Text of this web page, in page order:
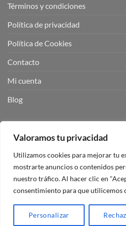
Valoramos tu privacidad
Utilizamos cookies para mejorar tu
mostrarte anuncios o contenidos
nuestro tráfico. Al hacer clic en
consentimiento para que utilicemos
Personalizar
Términos y condiciones
Política de privacidad
Política de Cookies
Contacto
Mi cuenta
Blog
Visa
Copyright 2026 ©Mando Garaje